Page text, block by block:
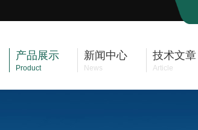
产品展示
Product
新闻中心
News
技术文章
Article